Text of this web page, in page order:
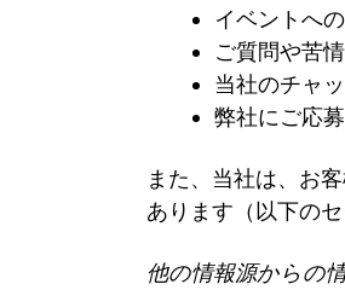
イベントへ
ご質問や苦
当社のチャ
弊社にご応
また、当社は、お
あります（以下の
他の情報源からの